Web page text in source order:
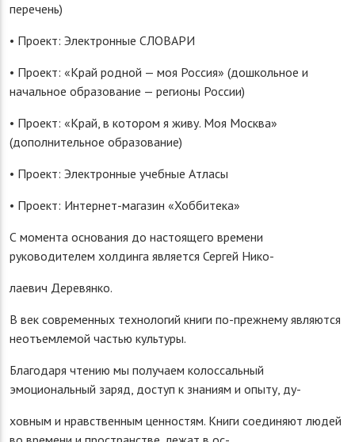
перечень)
• Проект: Электронные СЛОВАРИ
• Проект: «Край родной — моя Россия» (дошкольное и
начальное образование — регионы России)
• Проект: «Край, в котором я живу. Моя Москва»
(дополнительное образование)
• Проект: Электронные учебные Атласы
• Проект: Интернет-магазин «Хоббитека»
С момента основания до настоящего времени
руководителем холдинга является Сергей Нико-
лаевич Деревянко.
В век современных технологий книги по-прежнему являются
неотъемлемой частью культуры.
Благодаря чтению мы получаем колоссальный
эмоциональный заряд, доступ к знаниям и опыту, ду-
ховным и нравственным ценностям. Книги соединяют людей